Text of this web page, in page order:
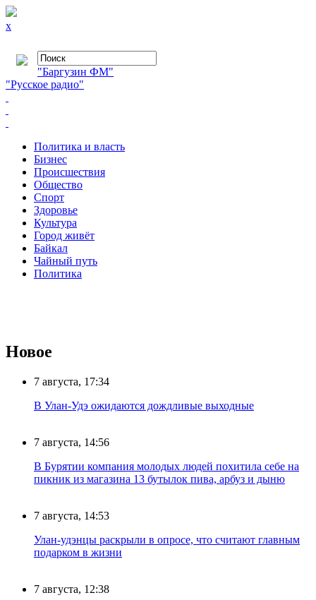
x
"Баргузин ФМ"
"Русское радио"
Политика и власть
Бизнес
Происшествия
Общество
Cпорт
Здоровье
Культура
Город живёт
Байкал
Чайный путь
Политика
Новое
7 августа, 17:34
В Улан-Удэ ожидаются дождливые выходные
7 августа, 14:56
В Бурятии компания молодых людей похитила себе на
пикник из магазина 13 бутылок пива, арбуз и дыню
7 августа, 14:53
Улан-удэнцы раскрыли в опросе, что считают главным
подарком в жизни
7 августа, 12:38